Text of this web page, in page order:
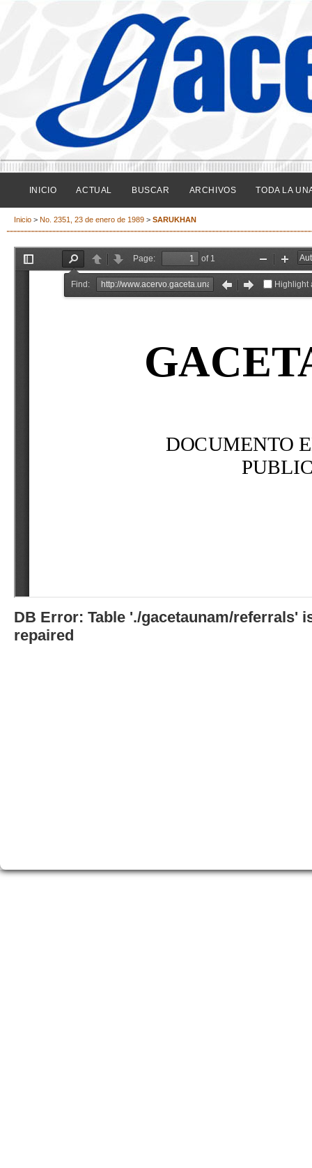
INICIO ACTUAL BUSCAR ARCHIVOS TODA LA
Inicio > No. 2351, 23 de enero de 1989 > SARUKHAN
DB Error: Table './gacetaunam/referrals'
repaired